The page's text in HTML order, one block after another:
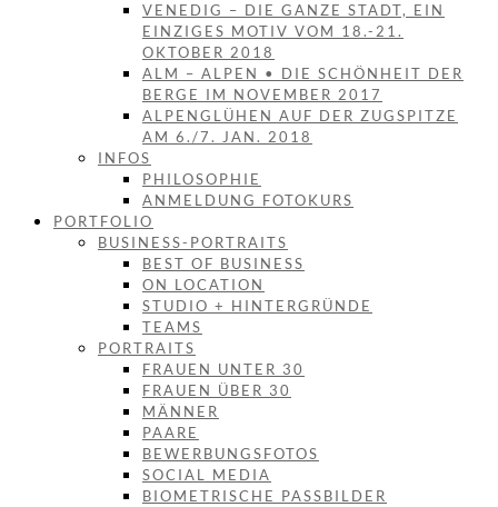
VENEDIG – DIE GANZE STADT, EIN
EINZIGES MOTIV VOM 18.-21.
OKTOBER 2018
ALM – ALPEN • DIE SCHÖNHEIT DER
BERGE IM NOVEMBER 2017
ALPENGLÜHEN AUF DER ZUGSPITZE
AM 6./7. JAN. 2018
INFOS
PHILOSOPHIE
ANMELDUNG FOTOKURS
PORTFOLIO
BUSINESS-PORTRAITS
BEST OF BUSINESS
ON LOCATION
STUDIO + HINTERGRÜNDE
TEAMS
PORTRAITS
FRAUEN UNTER 30
FRAUEN ÜBER 30
MÄNNER
PAARE
BEWERBUNGSFOTOS
SOCIAL MEDIA
BIOMETRISCHE PASSBILDER